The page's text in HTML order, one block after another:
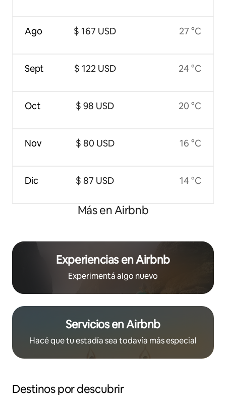
Ago
Sept
Oct
Nov
Dic
$ 167 USD
$ 122 USD
$ 98 USD
$ 80 USD
$ 87 USD
27 °C
24 °C
20 °C
16 °C
14 °C
Más en Airbnb
Experiencias en Airbnb
Experimentá algo nuevo
Servicios en Airbnb
Hacé que tu estadía sea todavía más especial
Destinos por descubrir